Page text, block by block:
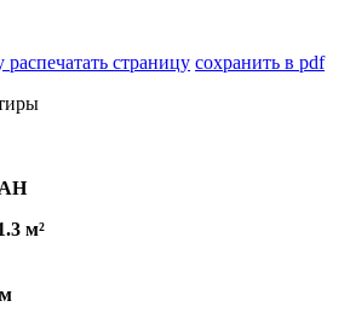
распечатать страницу сохранить в pdf
м²